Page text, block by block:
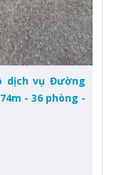
dịch vụ Đường
- 36 phòng -